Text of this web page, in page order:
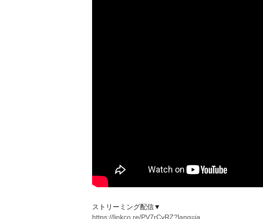
ストリーミング配信▼
https://linkco.re/PV7rCvRZ?lang=ja